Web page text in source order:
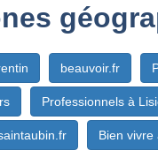
beauvoir.fr
Professionnels à
Bien vivre